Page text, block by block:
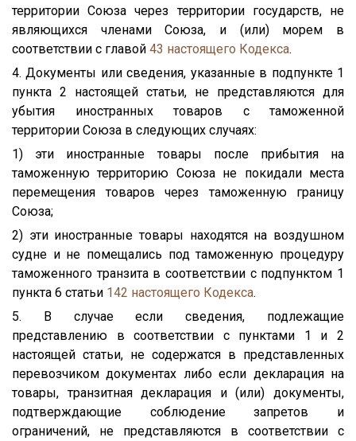
территории Союза через территории государств, не
являющихся членами Союза, и (или) морем в
соответствии с главой 43 настоящего Кодекса.
4. Документы или сведения, указанные в подпункте 1
пункта 2 настоящей статьи, не представляются для
убытия иностранных товаров с таможенной
территории Союза в следующих случаях:
1) эти иностранные товары после прибытия на
таможенную территорию Союза не покидали места
перемещения товаров через таможенную границу
Союза;
2) эти иностранные товары находятся на воздушном
судне и не помещались под таможенную процедуру
таможенного транзита в соответствии с подпунктом 1
пункта 6 статьи 142 настоящего Кодекса.
5. В случае если сведения, подлежащие
представлению в соответствии с пунктами 1 и 2
настоящей статьи, не содержатся в представленных
перевозчиком документах либо если декларация на
товары, транзитная декларация и (или) документы,
подтверждающие соблюдение запретов и
ограничений, не представляются в соответствии с